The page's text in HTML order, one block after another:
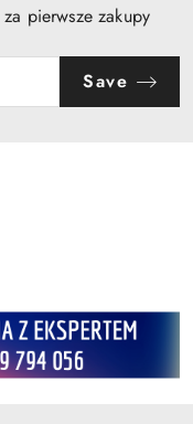
pierwsze zakupy
Save